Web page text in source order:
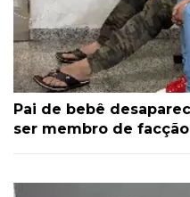
Pai de bebê
ser membro de facção